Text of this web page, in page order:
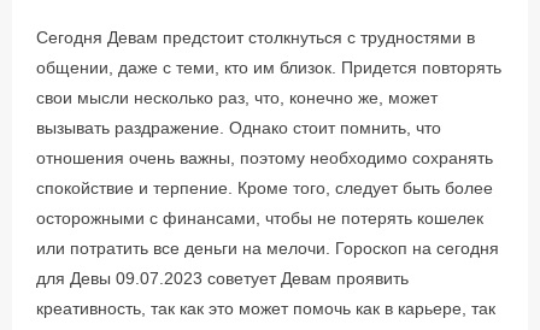
Сегодня Девам предстоит столкнуться с трудностями в
общении, даже с теми, кто им близок. Придется повторять
свои мысли несколько раз, что, конечно же, может
вызывать раздражение. Однако стоит помнить, что
отношения очень важны, поэтому необходимо сохранять
спокойствие и терпение. Кроме того, следует быть более
осторожными с финансами, чтобы не потерять кошелек
или потратить все деньги на мелочи. Гороскоп на сегодня
для Девы 09.07.2023 советует Девам проявить
креативность, так как это может помочь как в карьере, так